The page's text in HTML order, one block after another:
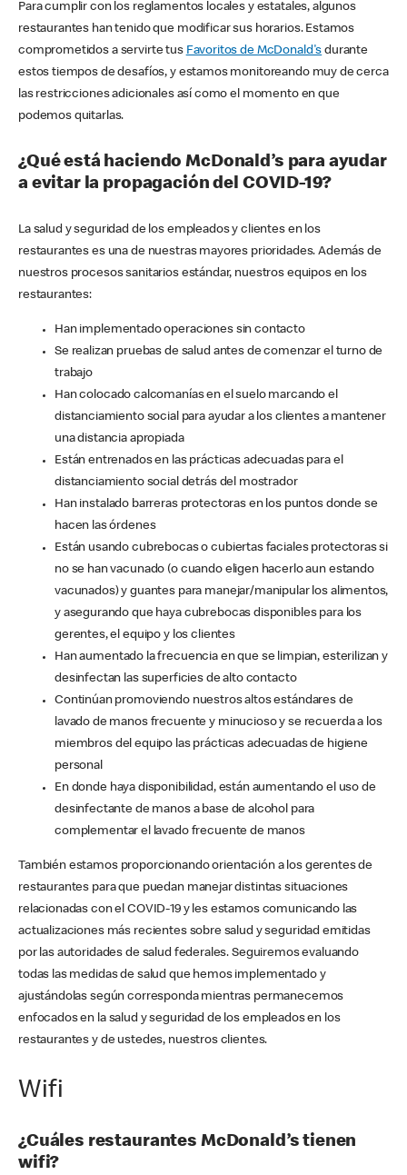
Para cumplir con los reglamentos locales y estatales, algunos
restaurantes han tenido que modificar sus horarios. Estamos
comprometidos a servirte tus Favoritos de McDonald's durante
estos tiempos de desafíos, y estamos monitoreando muy de cerca
las restricciones adicionales así como el momento en que
podemos quitarlas.
¿Qué está haciendo McDonald’s para ayudar
a evitar la propagación del COVID-19?
La salud y seguridad de los empleados y clientes en los
restaurantes es una de nuestras mayores prioridades. Además de
nuestros procesos sanitarios estándar, nuestros equipos en los
restaurantes:
Han implementado operaciones sin contacto
Se realizan pruebas de salud antes de comenzar el turno de
trabajo
Han colocado calcomanías en el suelo marcando el
distanciamiento social para ayudar a los clientes a mantener
una distancia apropiada
Están entrenados en las prácticas adecuadas para el
distanciamiento social detrás del mostrador
Han instalado barreras protectoras en los puntos donde se
hacen las órdenes
Están usando cubrebocas o cubiertas faciales protectoras si
no se han vacunado (o cuando eligen hacerlo aun estando
vacunados) y guantes para manejar/manipular los alimentos,
y asegurando que haya cubrebocas disponibles para los
gerentes, el equipo y los clientes
Han aumentado la frecuencia en que se limpian, esterilizan y
desinfectan las superficies de alto contacto
Continúan promoviendo nuestros altos estándares de
lavado de manos frecuente y minucioso y se recuerda a los
miembros del equipo las prácticas adecuadas de higiene
personal
En donde haya disponibilidad, están aumentando el uso de
desinfectante de manos a base de alcohol para
complementar el lavado frecuente de manos
También estamos proporcionando orientación a los gerentes de
restaurantes para que puedan manejar distintas situaciones
relacionadas con el COVID-19 y les estamos comunicando las
actualizaciones más recientes sobre salud y seguridad emitidas
por las autoridades de salud federales. Seguiremos evaluando
todas las medidas de salud que hemos implementado y
ajustándolas según corresponda mientras permanecemos
enfocados en la salud y seguridad de los empleados en los
restaurantes y de ustedes, nuestros clientes.
Wifi
¿Cuáles restaurantes McDonald’s tienen
wifi?